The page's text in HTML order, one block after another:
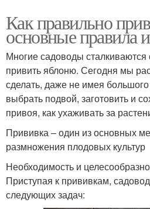
Как правильно
основные правила
Многие садоводы
привить яблоню. Сегодня мы
сделать, даже не имея
выбрать подвой, заготовить и
привоя, как ухаживать за
Прививка – один из основных
размножения плодовых культур
Необходимость и
Приступая к прививкам,
следующих задач: